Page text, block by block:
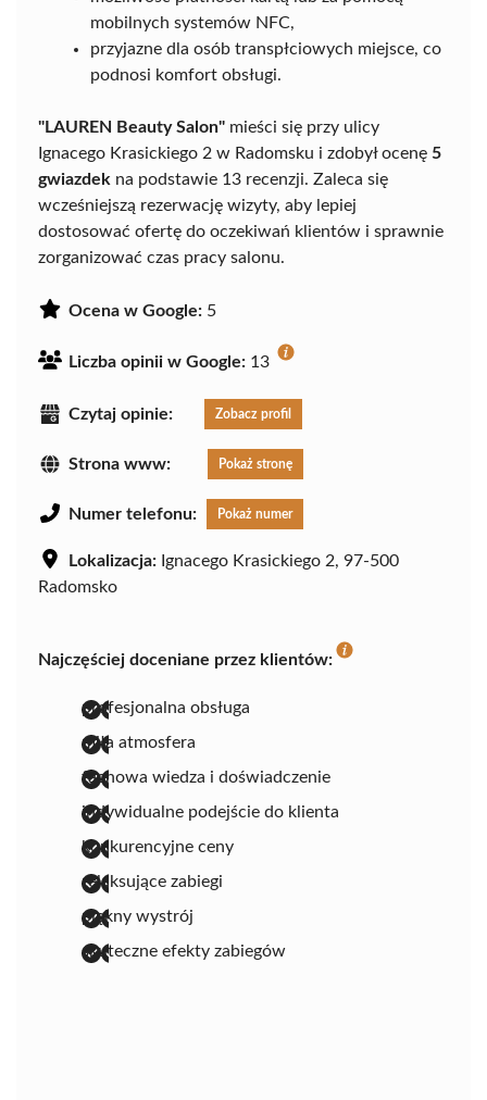
mobilnych systemów NFC,
przyjazne dla osób transpłciowych miejsce, co
podnosi komfort obsługi.
"LAUREN Beauty Salon" mieści się przy ulicy
Ignacego Krasickiego 2 w Radomsku i zdobył ocenę 5
gwiazdek na podstawie 13 recenzji. Zaleca się
wcześniejszą rezerwację wizyty, aby lepiej
dostosować ofertę do oczekiwań klientów i sprawnie
zorganizować czas pracy salonu.
Ocena w Google: 5
Liczba opinii w Google: 13
Czytaj opinie: Zobacz profil
Strona www: Pokaż stronę
Numer telefonu: Pokaż numer
Lokalizacja: Ignacego Krasickiego 2, 97-500
Radomsko
Najczęściej doceniane przez klientów:
profesjonalna obsługa
miła atmosfera
fachowa wiedza i doświadczenie
indywidualne podejście do klienta
konkurencyjne ceny
relaksujące zabiegi
piękny wystrój
skuteczne efekty zabiegów